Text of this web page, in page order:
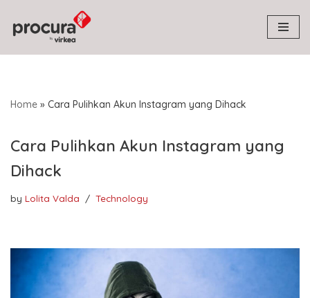
Skip
to
Home » Cara Pulihkan Akun Instagram yang Dihack
Cara Pulihkan Akun Instagram yang
Dihack
by Lolita Valda Technology